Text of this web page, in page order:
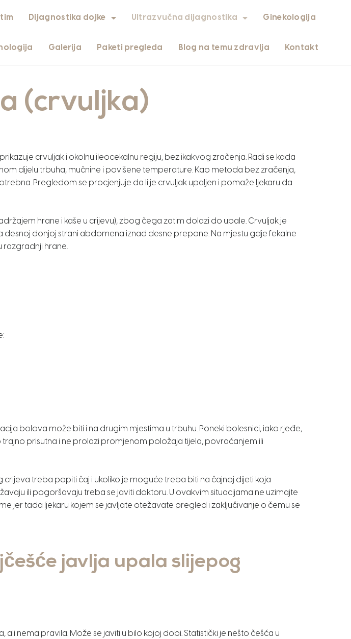
Dijagnostika dojke Ultrazvučna dijagnostika Ginekologija
Galerija Paketi pregleda Blog na temu zdravlja Kontakt
(crvuljka)
crvuljak i okolnu ileocekalnu regiju, bez ikakvog zračenja. Radi se kada
dijelu trbuha, mučnine i povišene temperature. Kao metoda bez zračenja,
Pregledom se procjenjuje da li je crvuljak upaljen i pomaže ljekaru da
hrane i kaše u crijevu), zbog čega zatim dolazi do upale. Crvuljak je
donjoj strani abdomena iznad desne prepone. Na mjestu gdje fekalne
razgradnji hrane.
bolova može biti i na drugim mjestima u trbuhu. Poneki bolesnici, iako rjeđe,
prisutna i ne prolazi promjenom položaja tijela, povraćanjem ili
treba popiti čaj i ukoliko je moguće treba biti na čajnoj dijeti koja
ili pogoršavaju treba se javiti doktoru. U ovakvim situacijama ne uzimajte
jer tada ljekaru kojem se javljate otežavate pregled i zaključivanje o čemu se
javlja upala slijepog
nema pravila. Može se javiti u bilo kojoj dobi. Statistički je nešto češća u